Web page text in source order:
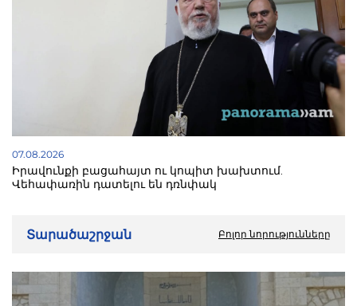
07.08.2026
Իրավունքի բացահայտ ու կոպիտ խախտում.
Վեհափառին դատելու են դռնփակ
Տարածաշրջան Բոլոր նորությունները